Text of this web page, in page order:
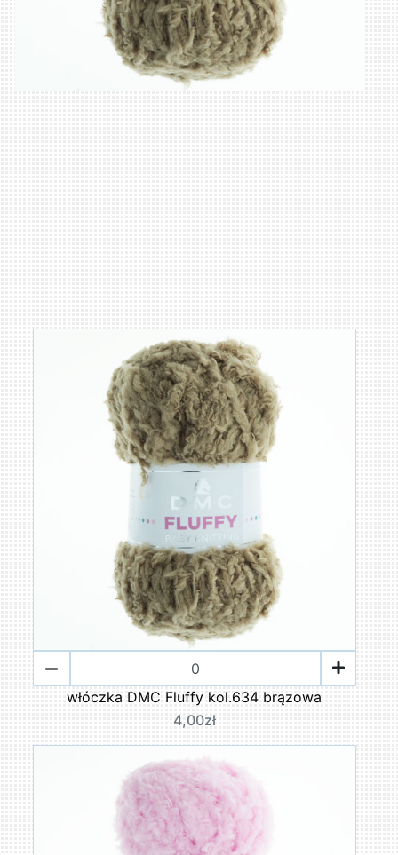
włóczka DMC Fluffy kol.634 brązowa
4,00zł